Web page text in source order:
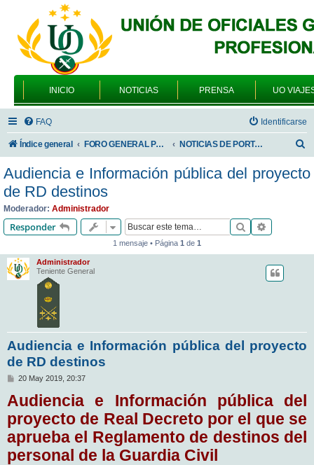
INICIO NOTICIAS PRENSA UO
FAQ Identificarse
Índice general FORO GENERAL PARA TODOS LOS USUARIOS NOTICIAS DE PORTADA
s
Audiencia e Información pública del proyecto
de RD destinos
Moderador: Administrador
Responder Buscar
1 mensaje • Página 1 de 1
Administrador
Teniente General
Audiencia e Información pública del proyecto
de RD destinos
M
n
s
a
j
e
20 May 2019, 20:37
Audiencia e Información pública del
proyecto de Real Decreto por el que se
aprueba el Reglamento de destinos del
personal de la Guardia Civil